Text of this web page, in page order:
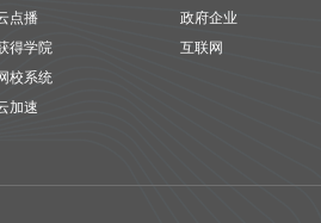
点播
得学院
校系统
加速
政府企业
互联网